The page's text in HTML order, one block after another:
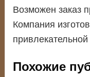
Возможен заказ
Компания
Похожие